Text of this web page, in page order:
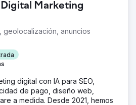
Marketing
geolocalización, anuncios
digital con IA para SEO,
de pago, diseño web,
a medida. Desde 2021, hemos